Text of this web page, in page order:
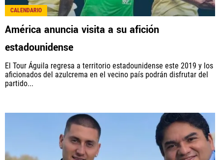
CALENDARIO
América anuncia visita a su afición
estadounidense
El Tour Águila regresa a territorio estadounidense este 2019 y los
aficionados del azulcrema en el vecino país podrán disfrutar del
partido...